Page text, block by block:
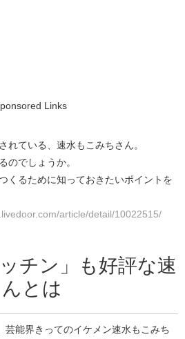
Links
れている、速水もこみちさん。
のでしょうか。
くるために知っておきたいポイントを
article/detail/10022515/
ッチン」も好評な速
とは
芸能界きってのイケメン速水もこみち